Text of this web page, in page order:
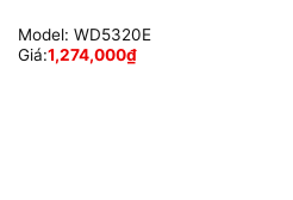
Model: WD5320E
Giá:1,274,000₫